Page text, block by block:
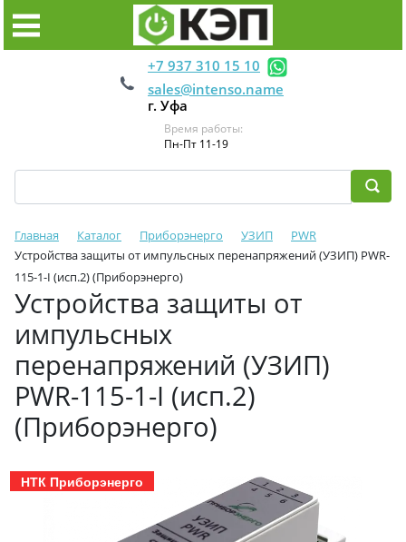
+7 937 310 15 10
sales@intenso.name
г. Уфа
Время работы:
Пн-Пт 11-19
Главная Каталог Приборэнерго УЗИП
PWR
Устройства защиты от импульсных перенапряжений (УЗИП) PWR-
115-1-I (исп.2) (Приборэнерго)
Устройства защиты от
импульсных
перенапряжений (УЗИП)
PWR-115-1-I (исп.2)
(Приборэнерго)
НТК Приборэнерго